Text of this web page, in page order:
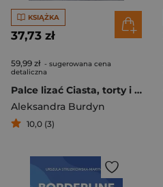
KSIĄŻKA
37,73 zł
59,99 zł - sugerowana cena
detaliczna
Palce lizać Ciasta, torty i desery
Aleksandra Burdyn
10,0 (3)